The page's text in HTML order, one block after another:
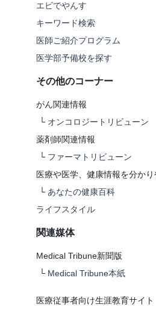
エビでやんす
キーワード検索
医師ご紹介プログラム
医学部予備校を探す
その他のコーナー
がん関連情報
└ オンコロジートリビューン
薬剤師関連情報
└ ファーマトリビューン
医療や医学、健康情報を分か
└ あなたの健康百科
ライフスタイル
関連媒体
Medical Tribune新聞版
└ Medical Tribune本紙
医療従事者向け生涯教育サイト